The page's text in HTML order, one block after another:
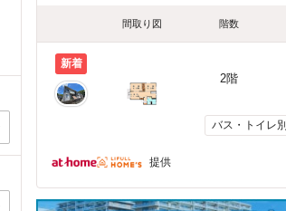
間取り図 階数
新着
2階
バス・トイレ別
提供